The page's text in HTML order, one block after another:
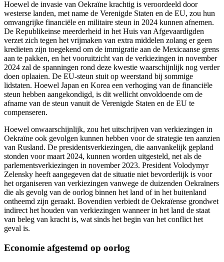
Hoewel de invasie van Oekraïne krachtig is veroordeeld door
westerse landen, met name de Verenigde Staten en de EU, zou hun
omvangrijke financiële en militaire steun in 2024 kunnen afnemen.
De Republikeinse meerderheid in het Huis van Afgevaardigden
verzet zich tegen het vrijmaken van extra middelen zolang er geen
kredieten zijn toegekend om de immigratie aan de Mexicaanse grens
aan te pakken, en het vooruitzicht van de verkiezingen in november
2024 zal de spanningen rond deze kwestie waarschijnlijk nog verder
doen oplaaien. De EU-steun stuit op weerstand bij sommige
lidstaten. Hoewel Japan en Korea een verhoging van de financiële
steun hebben aangekondigd, is dit wellicht onvoldoende om de
afname van de steun vanuit de Verenigde Staten en de EU te
compenseren.
Hoewel onwaarschijnlijk, zou het uitschrijven van verkiezingen in
Oekraïne ook gevolgen kunnen hebben voor de strategie ten aanzien
van Rusland. De presidentsverkiezingen, die aanvankelijk gepland
stonden voor maart 2024, kunnen worden uitgesteld, net als de
parlementsverkiezingen in november 2023. President Volodymyr
Zelensky heeft aangegeven dat de situatie niet bevorderlijk is voor
het organiseren van verkiezingen vanwege de duizenden Oekraïners
die als gevolg van de oorlog binnen het land of in het buitenland
ontheemd zijn geraakt. Bovendien verbiedt de Oekraïense grondwet
indirect het houden van verkiezingen wanneer in het land de staat
van beleg van kracht is, wat sinds het begin van het conflict het
geval is.
Economie afgestemd op oorlog